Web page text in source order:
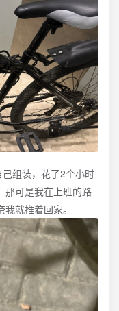
组装，花了2个小时
那可是我在上班的路
就推着回家。